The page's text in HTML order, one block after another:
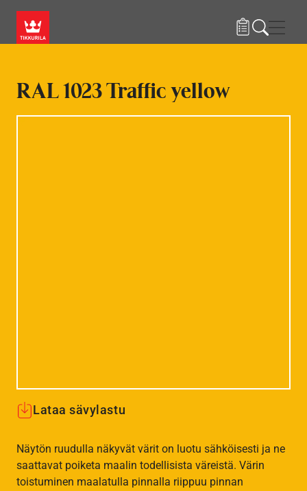
RAL 1023 Traffic yellow
Lataa sävylastu
Näytön ruudulla näkyvät värit on luotu sähköisesti ja ne
saattavat poiketa maalin todellisista väreistä. Värin
toistuminen maalatulla pinnalla riippuu pinnan